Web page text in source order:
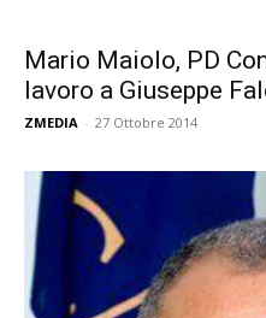
Mario Maiolo, PD
lavoro a Giuseppe
ZMEDIA - 27 Ottobre 2014